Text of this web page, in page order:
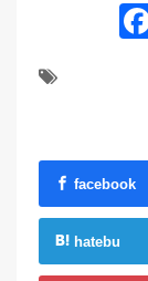
facebook
hatebu